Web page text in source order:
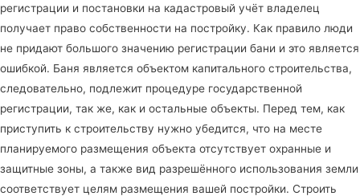
регистрации и постановки на кадастровый учёт владелец
получает право собственности на постройку. Как правило люди
не придают большого значению регистрации бани и это является
ошибкой. Баня является объектом капитального строительства,
следовательно, подлежит процедуре государственной
регистрации, так же, как и остальные объекты. Перед тем, как
приступить к строительству нужно убедится, что на месте
планируемого размещения объекта отсутствует охранные и
защитные зоны, а также вид разрешённого использования земли
соответствует целям размещения вашей постройки. Строить